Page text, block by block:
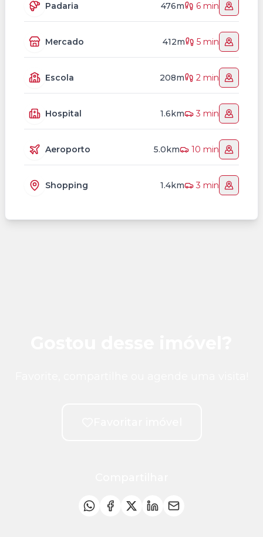
Padaria 476m 6 min
Mercado 412m 5 min
Escola 208m 2 min
Hospital 1.6km 3 min
Aeroporto 5.0km 10 min
Shopping 1.4km 3 min